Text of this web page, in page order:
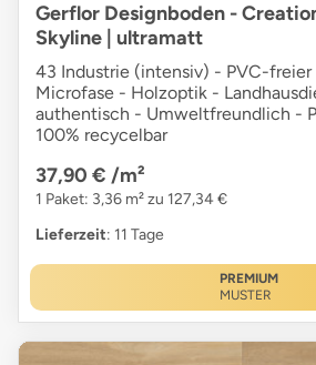
Gerflor Designboden -
Skyline | ultramatt
43 Industrie (intensiv) - PVC-freier
Microfase - Holzoptik -
authentisch - Umweltfreundlich -
100% recycelbar
37,90 € /m²
1 Paket: 3,36 m² zu 127,34 €
Lieferzeit: 11 Tage
PREMIUM
MUSTER